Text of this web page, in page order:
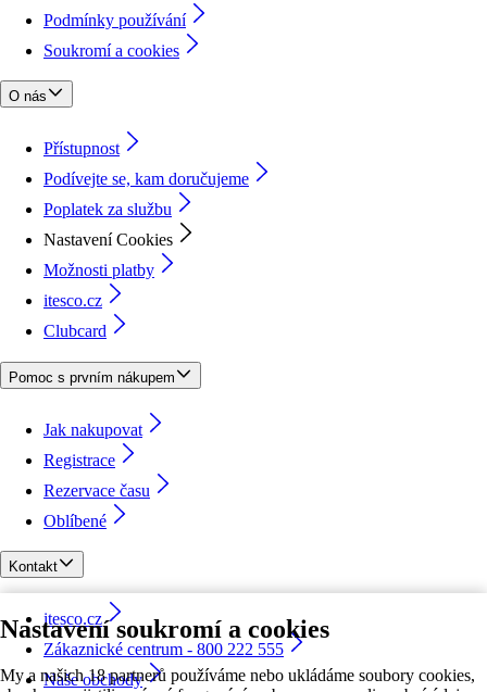
Nastavení soukromí a cookies
My a našich 18 partnerů používáme nebo ukládáme soubory cookies,
Podmínky používání
Soukromí a cookies
O nás
Přístupnost
Podívejte se, kam doručujeme
Poplatek za službu
Nastavení Cookies
Možnosti platby
itesco.cz
Clubcard
Pomoc s prvním nákupem
Jak nakupovat
Registrace
Rezervace času
Oblíbené
Kontakt
itesco.cz
Zákaznické centrum - 800 222 555
Naše obchody